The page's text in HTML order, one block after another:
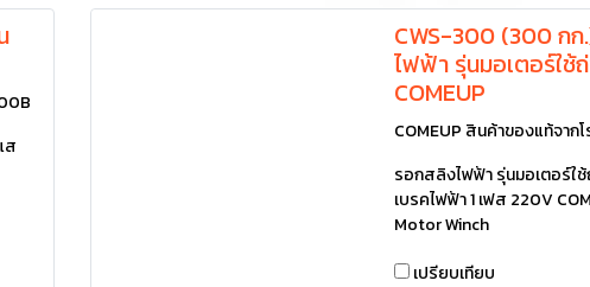
ส
CWS-300 (300 ก
ไฟฟ้า รุ่นมอเตอร์ใช้
COMEUP
COMEUP สินค้าของแท้จาก
รอกสลิงไฟฟ้า รุ่นมอเตอร์ใ
เบรคไฟฟ้า 1 เฟส 220V
Motor Winch
เปรียบเทียบ